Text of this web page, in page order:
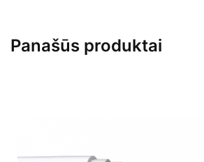
Panašūs produktai